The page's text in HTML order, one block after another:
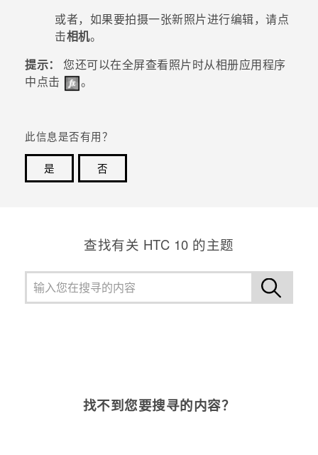
或者，如果要拍摄一张新照片进行编辑，请点
击相机。
提示：
您还可以在全屏查看照片时从相册应用程序
中点击
。
此信息是否有用？
是
否
查找有关 HTC 10 的主题
找不到您要搜寻的内容？